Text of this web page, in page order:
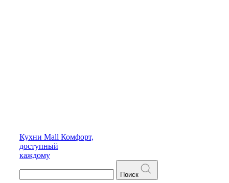
Кухни Mall Комфорт,
доступный
каждому
Поиск